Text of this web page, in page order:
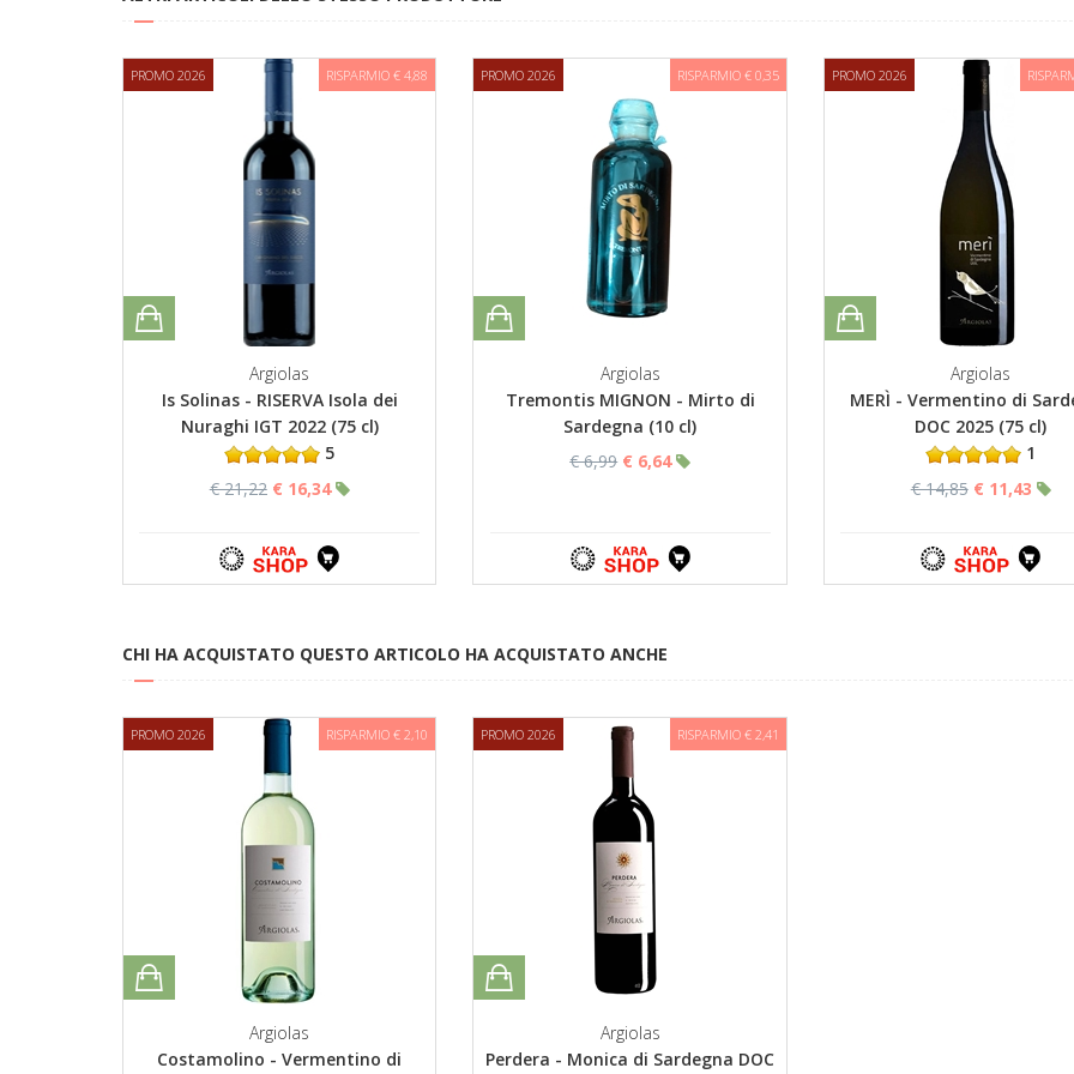
PROMO 2026 RISPARMIO € 4,88
Argiolas
Is Solinas - RISERVA Isola dei
Nuraghi IGT 2022 (75 cl)
5
€ 21,22 € 16,34
PROMO 2026 RISPARMIO € 0,35
Argiolas
Tremontis MIGNON - Mirto di
Sardegna (10 cl)
€ 6,99 € 6,64
PROMO 2026
Argiolas
MERÌ - Vermentino di
DOC 2025 (75 cl)
1
€ 14,85 € 11,43
CHI HA ACQUISTATO QUESTO ARTICOLO HA ACQUISTATO ANCHE
PROMO 2026 RISPARMIO € 2,10
Argiolas
Costamolino - Vermentino di
PROMO 2026 RISPARMIO € 2,41
Argiolas
Perdera - Monica di Sardegna DOC